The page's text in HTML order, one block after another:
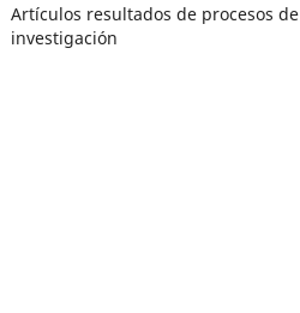
Artículos resultados de procesos de
investigación